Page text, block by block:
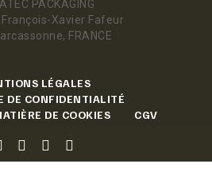
PACKAGING
Xavier Fafeur
FRANCE
LÉGALES
DE CONFIDENTIALITÉ
DE COOKIES
CGV